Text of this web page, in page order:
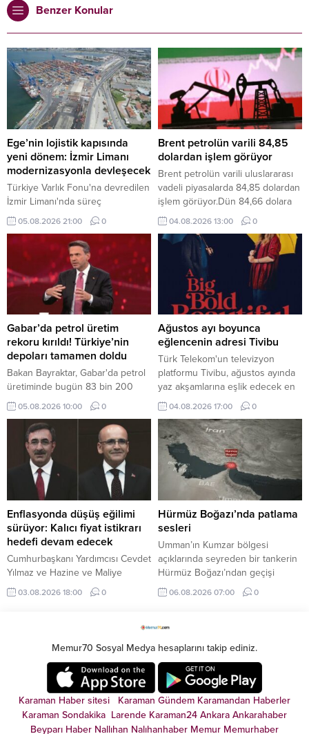
Benzer Konular
Ege’nin lojistik kapısında
yeni dönem: İzmir Limanı
modernizasyonla devleşecek
Türkiye Varlık Fonu'na devredilen
İzmir Limanı'nda süreç
tamamlandı. Mülkiyeti kamuda
kalacak dev tesis, Alport
işletmeciliği ve kapsamlı
modernizasyon yatırımlarıyla
küresel lojistik merkezine
dönüşecek.
05.08.2026 21:00 0
Brent petrolün varili 84,85
dolardan işlem görüyor
Brent petrolün varili uluslararası
vadeli piyasalarda 84,85 dolardan
işlem görüyor.Dün 84,66 dolara
kadar yükselen Brent petrolün
ekim vadeli varil fiyatı, günü 83,77
dolardan tamamladı.
04.08.2026 13:00 0
Gabar’da petrol üretim
rekoru kırıldı! Türkiye’nin
depoları tamamen doldu
Bakan Bayraktar, Gabar'da petrol
üretiminde bugün 83 bin 200
varile ulaşılarak rekor kırıldığını
duyurdu. Depo kapasitesinin
arttırılacağını ifade eden
Bayraktar, "Türkiye'nin bütün
enerji depolama tesisleri dolu
durumda" dedi.
05.08.2026 10:00 0
Ağustos ayı boyunca
eğlencenin adresi Tivibu
Türk Telekom'un televizyon
platformu Tivibu, ağustos ayında
yaz akşamlarına eşlik edecek en
yeni yapımları ve sevilen klasikleri
izleyicilerle buluşturmaya devam
ediyor. Birbirinden yeni yapımların
ve sevilen klasiklerin yer aldığı
Tivibu, her yaşa ve her zevke
hitap eden geniş, zengin film
seçkisiyle yaz tatili coşkusunu
04.08.2026 17:00 0
Enflasyonda düşüş eğilimi
sürüyor: Kalıcı fiyat istikrarı
hedefi devam edecek
Cumhurbaşkanı Yardımcısı Cevdet
Yılmaz ve Hazine ve Maliye
Bakanı Mehmet Şimşek, temmuz
ayı enflasyon verilerini
mali disiplin ve kalıcı fiyat istikrarı
hedefinden taviz verilmeyeceğini
03.08.2026 18:00 0
Hürmüz Boğazı’nda patlama
sesleri
Umman’ın Kumzar bölgesi
açıklarında seyreden bir tankerin
Hürmüz Boğazı’ndan geçişi
sırasında gemi yakınında iki
patlama sesi duyulduğu bildirildi.
06.08.2026 07:00 0
Memur70 Sosyal Medya hesaplarını takip ediniz.
Karaman Haber sitesi Karaman Gündem Karamandan Haberler
Karaman Sondakika Larende Karaman24 Ankara Ankarahaber
Beyparı Haber Nallıhan Nalıhanhaber Memur Memurhaber